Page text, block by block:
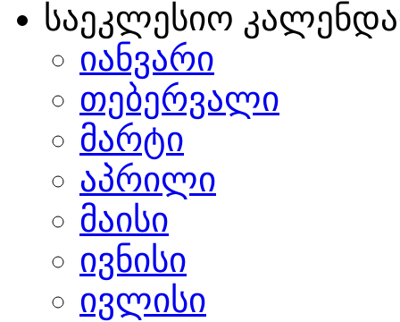
საეკლესიო
იანვარი
თებერვალი
მარტი
აპრილი
მაისი
ივნისი
ივლისი